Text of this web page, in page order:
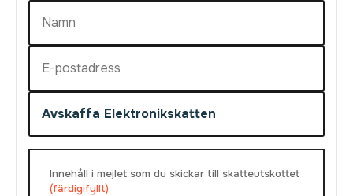
Innehåll i mejlet som du skickar till skatteutskottet
(färdigifyllt)